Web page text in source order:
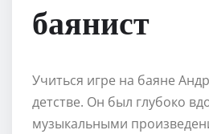
баянист
Учиться игре на баяне
детстве. Он был глубоко
музыкальными